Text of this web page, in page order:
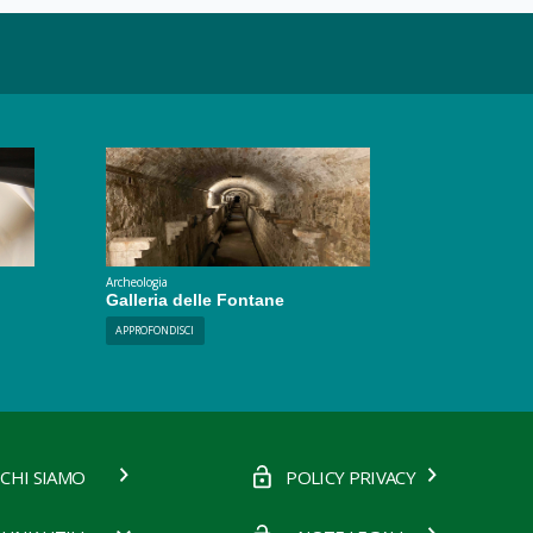
Archeologia
Galleria delle Fontane
APPROFONDISCI
CHI SIAMO POLICY PRIVACY